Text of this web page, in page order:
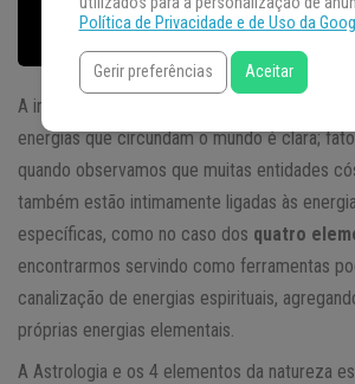
A influência que a natureza exerce sobre
energias que circundam o mundo é clara;
quando observamos que muitas entidades
também estão intimamente ligadas às
específicas, como no caso dos quatro
encontrarmos servindo como ferramentas
canalização de energias espirituais,
próprias energias elementais.
A Astrologia e os 4 elementos da natureza
Política de Privacidade e de Uso da
Gerir preferências Aceitar